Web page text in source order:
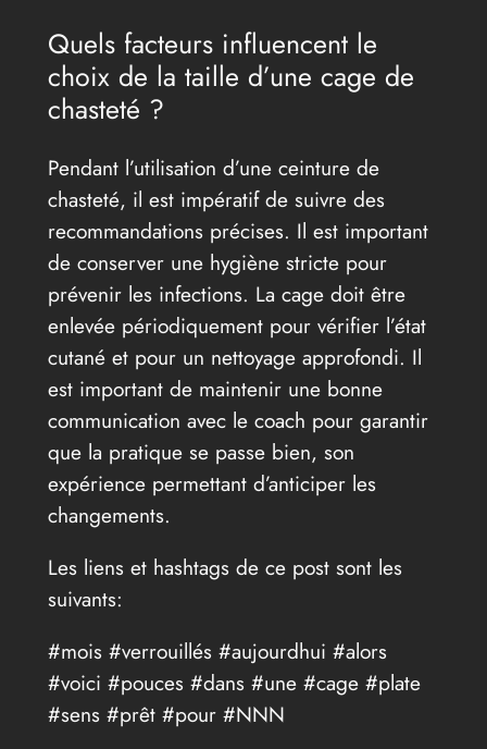
Quels facteurs influencent le
choix de la taille d’une cage de
chasteté ?
Pendant l’utilisation d’une ceinture de
chasteté, il est impératif de suivre des
recommandations précises. Il est important
de conserver une hygiène stricte pour
prévenir les infections. La cage doit être
enlevée périodiquement pour vérifier l’état
cutané et pour un nettoyage approfondi. Il
est important de maintenir une bonne
communication avec le coach pour garantir
que la pratique se passe bien, son
expérience permettant d’anticiper les
changements.
Les liens et hashtags de ce post sont les
suivants:
#mois #verrouillés #aujourdhui #alors
#voici #pouces #dans #une #cage #plate
#sens #prêt #pour #NNN